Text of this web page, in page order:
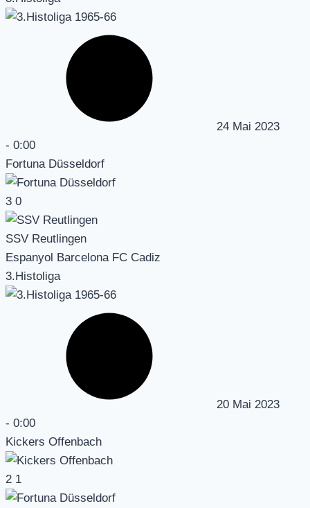
24 Mai 2023
- 0:00
Fortuna Düsseldorf
3 0
SSV Reutlingen
Espanyol Barcelona FC Cadiz
3.Histoliga
20 Mai 2023
- 0:00
Kickers Offenbach
2 1